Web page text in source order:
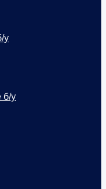
у
б/у